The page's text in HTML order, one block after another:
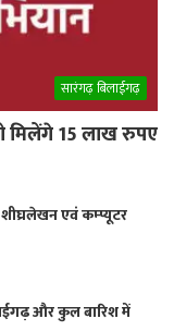
सारंगढ़ बिलाईगढ़
मिलेंगे 15 लाख रुपए
एवं कम्प्यूटर
और कुल बारिश में